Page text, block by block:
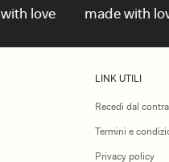
love made with love
LINK UTILI
Recedi dal
Termini e
Privacy policy